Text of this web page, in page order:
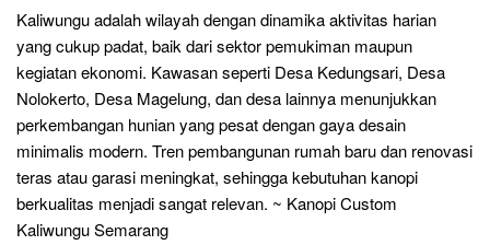
Kaliwungu adalah wilayah dengan dinamika aktivitas harian
yang cukup padat, baik dari sektor pemukiman maupun
kegiatan ekonomi. Kawasan seperti Desa Kedungsari, Desa
Nolokerto, Desa Magelung, dan desa lainnya menunjukkan
perkembangan hunian yang pesat dengan gaya desain
minimalis modern. Tren pembangunan rumah baru dan renovasi
teras atau garasi meningkat, sehingga kebutuhan kanopi
berkualitas menjadi sangat relevan. ~ Kanopi Custom
Kaliwungu Semarang